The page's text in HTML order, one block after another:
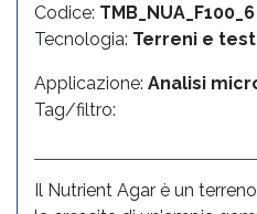
Codice: TMB_NUA_F100_6
Tecnologia: Terreni e
Applicazione: Analisi
Tag/filtro:
Il Nutrient Agar è un